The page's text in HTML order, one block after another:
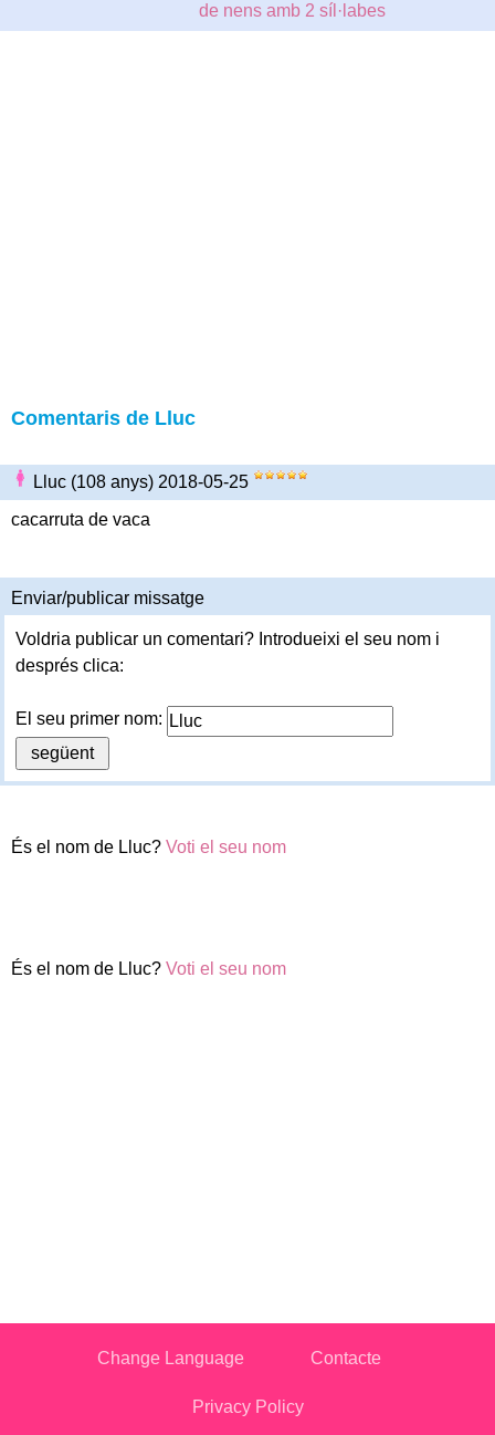
de nens amb 2 síl·labes
Comentaris de Lluc
Lluc (108 anys) 2018-05-25
cacarruta de vaca
Enviar/publicar missatge
Voldria publicar un comentari? Introdueixi el seu nom i
després clica:
El seu primer nom:
És el nom de Lluc? Voti el seu nom
És el nom de Lluc? Voti el seu nom
Change Language Contacte
Privacy Policy